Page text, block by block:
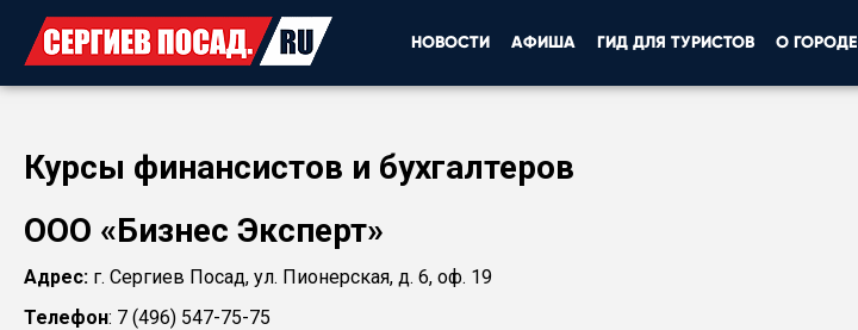
НОВОСТИ АФИША ГИД ДЛЯ ТУРИСТОВ О ГОРОДЕ
Курсы финансистов и бухгалтеров
ООО «Бизнес Эксперт»
Адрес: г. Сергиев Посад, ул. Пионерская, д. 6, оф. 19
Телефон: 7 (496) 547-75-75